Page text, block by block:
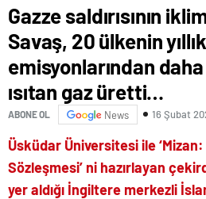
Gazze saldırısının
Savaş, 20 ülkenin yıllık
emisyonlarından
ısıtan gaz üretti…
ABONE OL News 16 Şubat
Üsküdar Üniversitesi ile
Sözleşmesi’ ni hazırlayan
yer aldığı İngiltere merkezli